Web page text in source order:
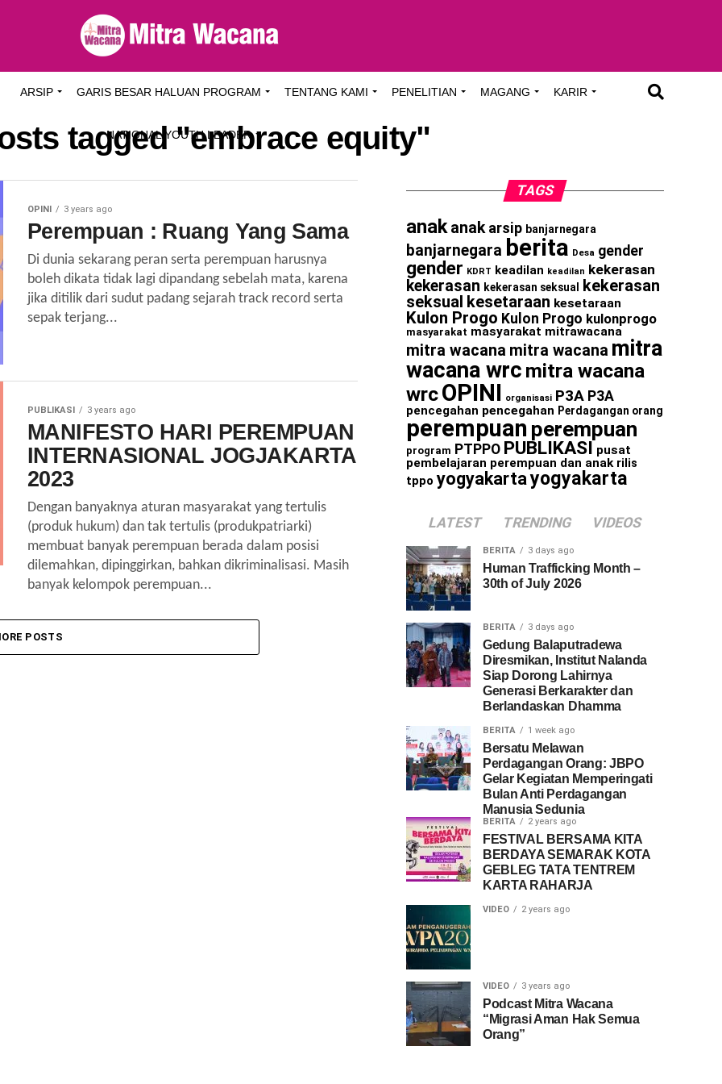
ARSIP GARIS BESAR HALUAN PROGRAM TENTANG KAMI PENELITIAN MAGANG KARIR
NATIONAL YOUTH LEADER
tagged "embrace equity"
OPINI 3 years ago
Perempuan : Ruang Yang Sama
Di dunia sekarang peran serta perempuan harusnya
boleh dikata tidak lagi dipandang sebelah mata, karena
jika ditilik dari sudut padang sejarah track record serta
sepak terjang...
PUBLIKASI 3 years ago
MANIFESTO HARI PEREMPUAN
INTERNASIONAL JOGJAKARTA
2023
Dengan banyaknya aturan masyarakat yang tertulis
(produk hukum) dan tak tertulis (produkpatriarki)
membuat banyak perempuan berada dalam posisi
dilemahkan, dipinggirkan, bahkan dikriminalisasi. Masih
banyak kelompok perempuan...
POSTS
TAGS
anak anak arsip banjarnegara
banjarnegara berita Desa gender
gender KDRT keadilan keadilan kekerasan
kekerasan kekerasan seksual
kekerasan
seksual kesetaraan kesetaraan
Kulon Progo Kulon Progo kulonprogo
masyarakat masyarakat mitrawacana
mitra wacana mitra wacana mitra
wacana wrc mitra wacana
wrcOPINI organisasi P3A P3A
pencegahan pencegahan Perdagangan orang
perempuan perempuan
program PTPPO PUBLIKASI pusat
pembelajaran perempuan dan anak rilis
tppo yogyakartayogyakarta
LATEST TRENDING VIDEOS
BERITA 3 days ago
Human Trafficking Month –
30th of July 2026
BERITA 3 days ago
Gedung Balaputradewa
Diresmikan, Institut Nalanda
Siap Dorong Lahirnya
Generasi Berkarakter dan
Berlandaskan Dhamma
BERITA 1 week ago
Bersatu Melawan
Perdagangan Orang: JBPO
Gelar Kegiatan Memperingati
Bulan Anti Perdagangan
Manusia Sedunia
BERITA 2 years ago
FESTIVAL BERSAMA KITA
BERDAYA SEMARAK KOTA
GEBLEG TATA TENTREM
KARTA RAHARJA
VIDEO 2 years ago
VIDEO 3 years ago
Podcast Mitra Wacana
“Migrasi Aman Hak Semua
Orang”